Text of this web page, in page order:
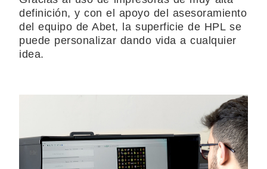
definición, y con el apoyo del asesoramiento
del equipo de Abet, la superficie de HPL se
puede personalizar dando vida a cualquier
idea.